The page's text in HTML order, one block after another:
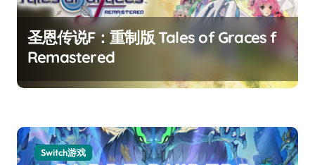
圣恩传说F：重制版 Tales of Graces f
Remastered
Switch游戏